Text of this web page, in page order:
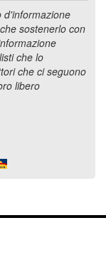
d'informazione
sostenerlo con
che lo
che ci seguono
libero